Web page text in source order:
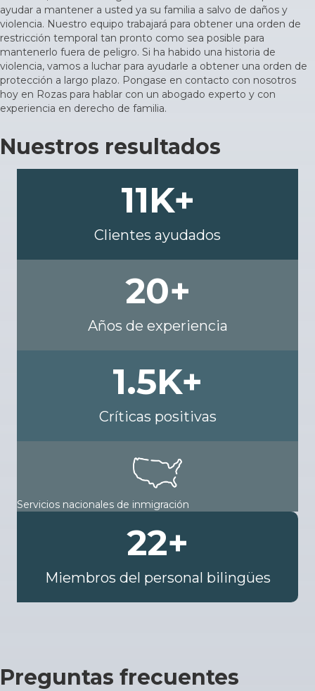
ayudar a mantener a usted ya su familia a salvo de daños y
violencia. Nuestro equipo trabajará para obtener una orden de
restricción temporal tan pronto como sea posible para
mantenerlo fuera de peligro. Si ha habido una historia de
violencia, vamos a luchar para ayudarle a obtener una orden de
protección a largo plazo. Pongase en contacto con nosotros
hoy en Rozas para hablar con un abogado experto y con
experiencia en derecho de familia.
Nuestros resultados
11K+
Clientes ayudados
20+
Años de experiencia
1.5K+
Críticas positivas
Servicios nacionales de inmigración
22+
Miembros del personal bilingües
Preguntas frecuentes